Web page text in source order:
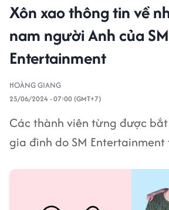
Xôn xao thông tin về
nam người Anh của SM
Entertainment
HOÀNG GIANG
25/06/2024 - 07:00 (GMT+7)
Các thành viên từng được
gia đình do SM Entertainment